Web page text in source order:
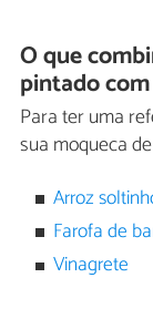
O que
pintado
Para ter uma
sua moqueca
Arroz
Farofa de
Vinagrete